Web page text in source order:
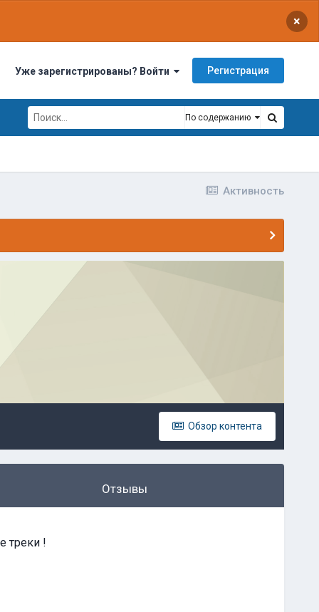
×
Уже зарегистрированы? Войти Регистрация
По содержанию
Активность
Обзор контента
Отзывы
треки !